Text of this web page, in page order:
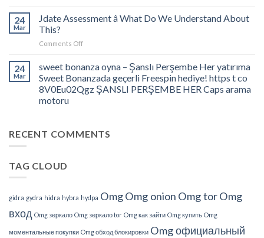
studies)
2020:
zu
Schützen
24
Mar
Jdate Assessment â What Do We Understand About
This?
Comments Offon
What
Do
This?
24
Mar
sweet bonanza oyna – Şanslı Perşembe Her yatırıma
Sweet Bonanzada geçerli Freespin hediye! https t co
8V0Eu02Qgz ŞANSLI PERŞEMBE HER Caps arama
motoru
RECENT COMMENTS
TAG CLOUD
gidra gydra hidra hybra hydpa OmgOmg onion Omg torOmg
вход Omg зеркало Omg зеркало tor Omg как зайти Omg купить Omg
моментальные покупки Omg обход блокировки Omg официальный